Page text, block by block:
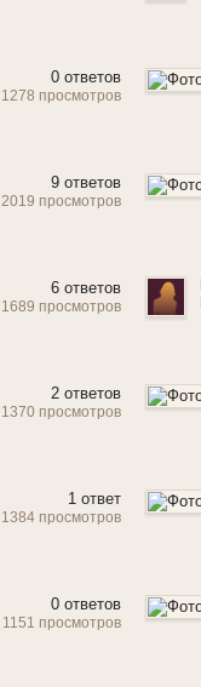
0 ответов
1278 просмотров
9 ответов
2019 просмотров
6 ответов
1689 просмотров
2 ответов
1370 просмотров
1 ответ
1384 просмотров
0 ответов
1151 просмотров